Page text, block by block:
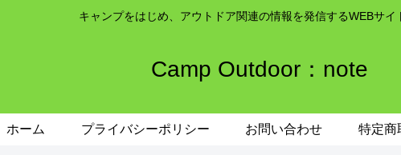
キャンプをはじめ、アウトドア関連の情報を発信するWEBサイ
Camp Outdoor：note
ホーム プライバシーポリシー お問い合わせ 特定商